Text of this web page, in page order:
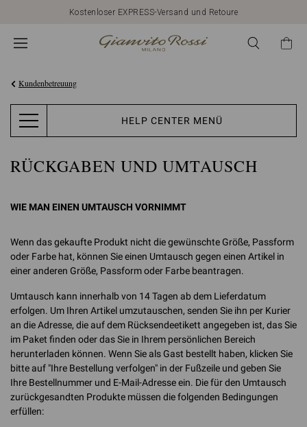
Kostenloser EXPRESS-Versand und Retoure
Kundenbetreuung
HELP CENTER MENÜ
RÜCKGABEN UND UMTAUSCH
WIE MAN EINEN UMTAUSCH VORNIMMT
Wenn das gekaufte Produkt nicht die gewünschte Größe, Passform
oder Farbe hat, können Sie einen Umtausch gegen einen Artikel in
einer anderen Größe, Passform oder Farbe beantragen.
Umtausch kann innerhalb von 14 Tagen ab dem Lieferdatum
erfolgen. Um Ihren Artikel umzutauschen, senden Sie ihn per Kurier
an die Adresse, die auf dem Rücksendeetikett angegeben ist, das Sie
im Paket finden oder das Sie in Ihrem persönlichen Bereich
herunterladen können. Wenn Sie als Gast bestellt haben, klicken Sie
bitte auf "Ihre Bestellung verfolgen" in der Fußzeile und geben Sie
Ihre Bestellnummer und E-Mail-Adresse ein. Die für den Umtausch
zurückgesandten Produkte müssen die folgenden Bedingungen
erfüllen: